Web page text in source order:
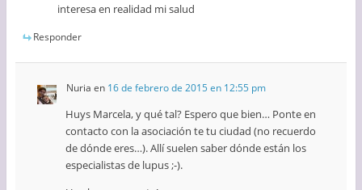
interesa en realidad mi salud
Responder
Nuria en 16 de febrero de 2015 en 12:55 pm
Huys Marcela, y qué tal? Espero que bien… Ponte en
contacto con la asociación te tu ciudad (no recuerdo
de dónde eres…). Allí suelen saber dónde están los
especialistas de lupus ;-).